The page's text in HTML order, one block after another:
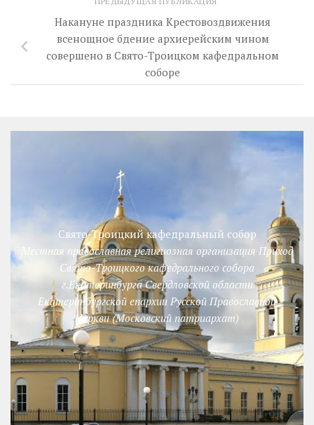
Накануне праздника Крестовоздвижения
всенощное бдение архиерейским чином
совершено в Свято-Троицком кафедральном
соборе
Свято-Троицкий кафедральный собор
Местная православная религиозная организация Приход
Свято-Троицкого кафедрального собора
г.Екатеринбурга Свердловской области
Екатеринбургской епархии Русской Православной
Церкви (Московский патриархат)